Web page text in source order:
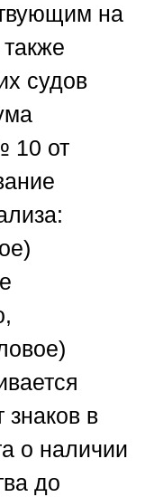
на
судов
10 от
знаков в
о наличии
до